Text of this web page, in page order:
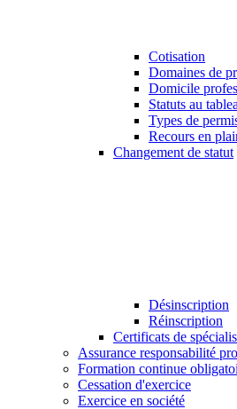
Cotisation
Domaines de
Domicile
Statuts au
Types de
Recours en
Changement de statut
Désinscription
Réinscription
Certificats de
Assurance responsabilité
Formation continue
Cessation d'exercice
Exercice en société